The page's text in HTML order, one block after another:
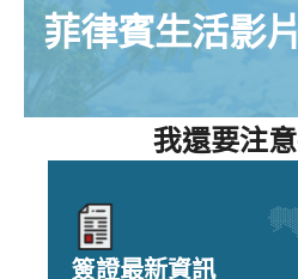
菲律賓生活影片
我還要注
簽證最新資訊